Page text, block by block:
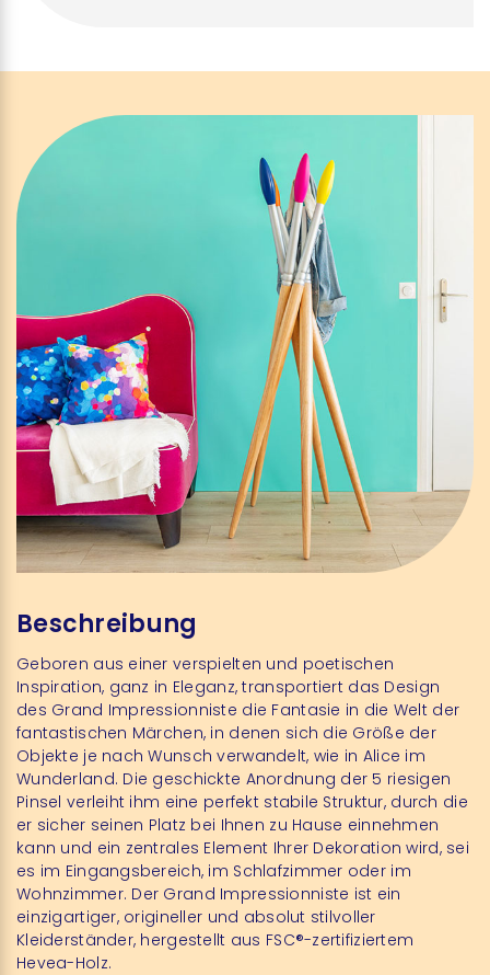
Beschreibung
Geboren aus einer verspielten und poetischen
Inspiration, ganz in Eleganz, transportiert das Design
des Grand Impressionniste die Fantasie in die Welt der
fantastischen Märchen, in denen sich die Größe der
Objekte je nach Wunsch verwandelt, wie in Alice im
Wunderland. Die geschickte Anordnung der 5 riesigen
Pinsel verleiht ihm eine perfekt stabile Struktur, durch die
er sicher seinen Platz bei Ihnen zu Hause einnehmen
kann und ein zentrales Element Ihrer Dekoration wird, sei
es im Eingangsbereich, im Schlafzimmer oder im
Wohnzimmer. Der Grand Impressionniste ist ein
einzigartiger, origineller und absolut stilvoller
Kleiderständer, hergestellt aus FSC®-zertifiziertem
Hevea-Holz.